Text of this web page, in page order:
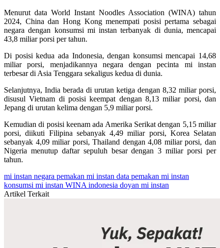
Menurut data World Instant Noodles Association (WINA) tahun
2024, China dan Hong Kong menempati posisi pertama sebagai
negara dengan konsumsi mi instan terbanyak di dunia, mencapai
43,8 miliar porsi per tahun.
Di posisi kedua ada Indonesia, dengan konsumsi mencapai 14,68
miliar porsi, menjadikannya negara dengan pecinta mi instan
terbesar di Asia Tenggara sekaligus kedua di dunia.
Selanjutnya, India berada di urutan ketiga dengan 8,32 miliar porsi,
disusul Vietnam di posisi keempat dengan 8,13 miliar porsi, dan
Jepang di urutan kelima dengan 5,9 miliar porsi.
Kemudian di posisi keenam ada Amerika Serikat dengan 5,15 miliar
porsi, diikuti Filipina sebanyak 4,49 miliar porsi, Korea Selatan
sebanyak 4,09 miliar porsi, Thailand dengan 4,08 miliar porsi, dan
Nigeria menutup daftar sepuluh besar dengan 3 miliar porsi per
tahun.
mi instan negara pemakan mi instan data pemakan mi instan
konsumsi mi instan WINA indonesia doyan mi instan
Artikel Terkait